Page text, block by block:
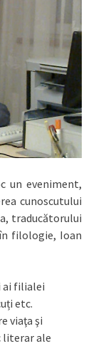
un eveniment,
cunoscutului
traducătorului
filologie, Ioan
ai filialei
etc.
viaţa şi
literar ale